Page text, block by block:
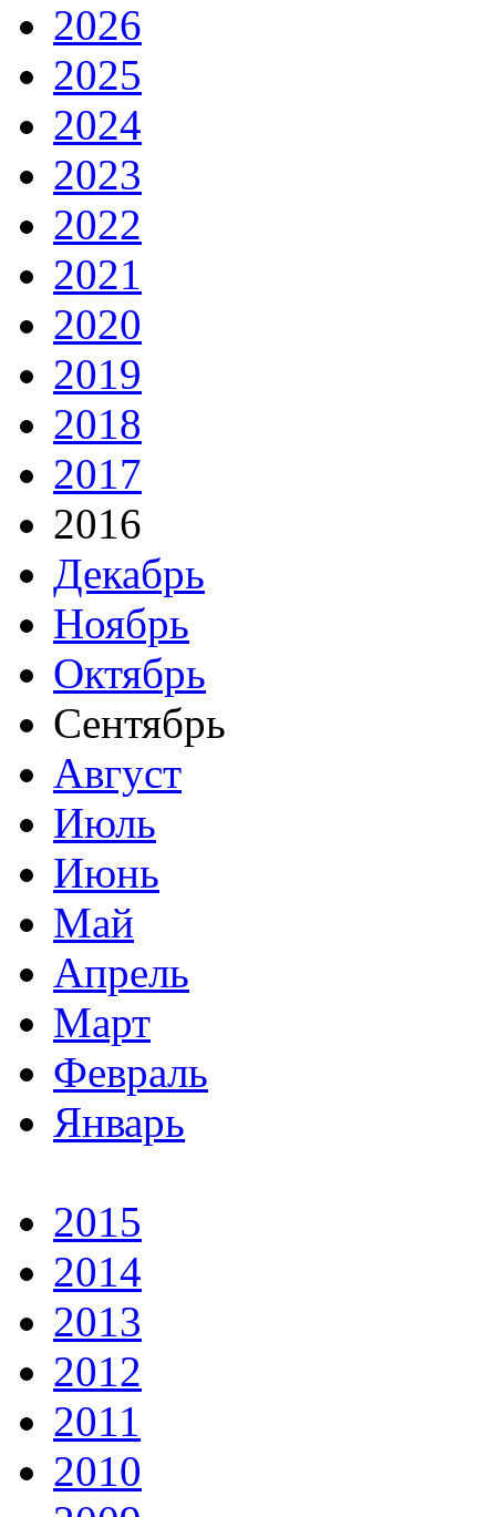
2026
2025
2024
2023
2022
2021
2020
2019
2018
2017
2016
Декабрь
Ноябрь
Октябрь
Сентябрь
Август
Июль
Июнь
Май
Апрель
Март
Февраль
Январь
2015
2014
2013
2012
2011
2010